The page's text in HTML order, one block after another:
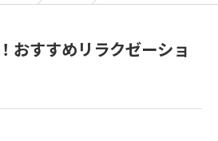
おすすめリラクゼーショ